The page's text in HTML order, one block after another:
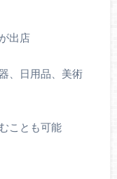
出店
、日用品、美術
ことも可能